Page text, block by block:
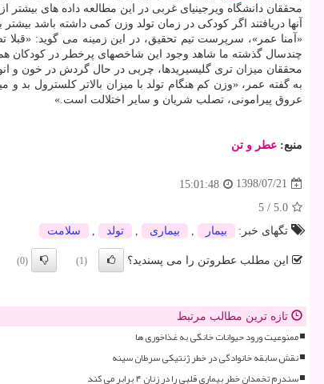
محققان دانشگاه ویرجینیای غربی در این مطالعه داده های بیشتر از 20 هزار دانش آموز مقطع پنجم را بررسی كردند. این كودكان بین سال های 1994 تا 2010 متولد شده بودند.
آنها دریافتند اگر كودكی در زمان تولد وزن كمی داشته باشد
«آمنا عمر»، سرپرست تیم تحقیق، در این زمینه می گوید:
چندسال گذشته ما شاهد وجود این شاخصهای پرخطر در كودكان
محققان میزان تری گلیسیریدها، چربی در حال گردش در خون و
به گفته عمر، «وزن كم هنگام تولد با میزان بالاتر كلسترول
عروق پیرامونی، تصلب شریان و سایر اختلالت است.»
منبع: عطر و تن
1398/07/21
15:01:48
5.0
/
5
تگهای خبر:
بیمار , بیماری , تولد , سلامت
این مطلب عطروتن را می پسندید؟ (1)
(0)
تازه ترین مطالب مرتبط
ممنوعیت ورود حیوانات خانگی به غذاخوری ها
نقش سابقه خانوادگی در خطر ژنتیکی سرطان سینه
سندرم تخمدان خطر بیماری قلبی را در زنان ۴ برابر می کند